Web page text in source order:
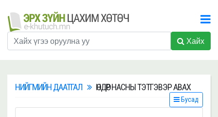
Хайх
НИЙГМИЙН ДААТГАЛ ӨНДӨР НАСНЫ ТЭТГЭВЭР АВАХ
Бусад